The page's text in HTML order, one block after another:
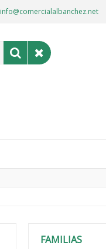
info@comercialalbanchez.net
FAMILIAS